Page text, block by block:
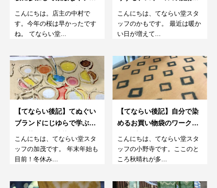
を贈ってくださった話
こんにちは。店主の中村で
す。今年の桜は早かったです
ね。 てならい堂...
体験。2月
こんにちは、てならい堂スタ
ッフのかもです。 最近は暖か
い日が増えて...
【てならい後記】てぬぐい
ブランドにじゆらで学ぶ注
いで染める『注染てぬぐ
い』12月
こんにちは、てならい堂スタ
ッフの加茂です。 年末年始も
目前！冬休み...
【てならい後記】自分で染
めるお買い物袋のワークシ
ョップ
こんにちは、てならい堂スタ
ッフの小野寺です。ここのと
ころ秋晴れが多...